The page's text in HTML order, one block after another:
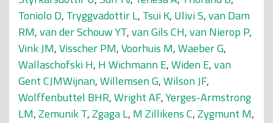
Toniolo D, Tryggvadottir L, Tsui K, Ulivi S,van Dam
RM,van der Schouw YT,van Gils CH,van Nierop P,
Vink JM,Visscher PM,Voorhuis M,Waeber G,
Wallaschofski H, H Wichmann E,Widen E,van
Gent CJMWijnan,Willemsen G,Wilson JF,
Wolffenbuttel BHR,Wright AF,Yerges-Armstrong
LM,Zemunik T,Zgaga L, M Zillikens C,Zygmunt M,